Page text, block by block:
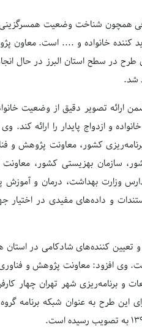
همچون شناخت وضعیت
کننده خانواده و .... است. معاون
در سطح استان البرز در حال
شد.
ارائه تصویر دقیق از وضعیت
و ازدواج پایدار را ارائه کند.
کشور، معاونت پژوهش و
سازمان بهزیستی کشور، معاونت
وزارت بهداشت، درمان و
و داده‌های مفیدی در اختیار
کننده‌های شادکامی در استان
وی افزود: معاونت پژوهش و
و برنامه‌ریزی شهر تهران چهار
این طرح به عنوان شبکه برنامه